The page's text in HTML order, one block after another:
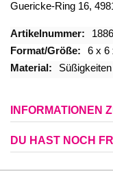
Guericke-Ring 16,
Mehr
Informationen
6 x 6
Süßigkeiten
INFORMATIONEN
DU HAST NOCH